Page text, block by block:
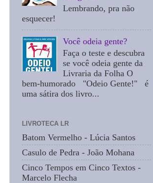
Lembrando, pra não
esquecer!
Você odeia gente?
Faça o teste e descubra
se você odeia gente da
Livraria da Folha O
bem-humorado "Odeio Gente!" é
uma sátira dos livro...
LIVROTECA LR
Batom Vermelho - Lúcia Santos
Casulo de Pedra - João Mohana
Cinco Tempos em Cinco Textos -
Marcelo Flecha